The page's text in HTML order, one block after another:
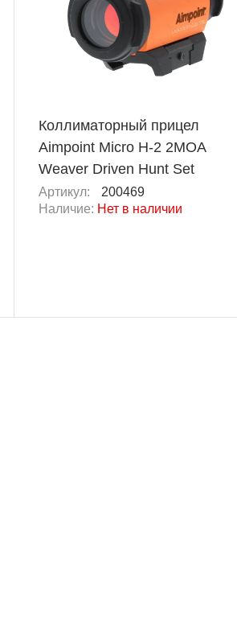
Коллиматорный прицел
Aimpoint Micro H-2 2MOA
Weaver Driven Hunt Set
Артикул:
200469
Наличие: Нет в наличии